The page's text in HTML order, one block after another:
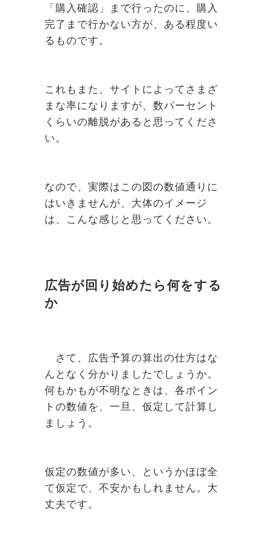
「購入確認」まで行ったのに、購入
完了まで行かない方が、ある程度い
るものです。
これもまた、サイトによってさまざ
まな率になりますが、数パーセント
くらいの離脱があると思ってくださ
い。
なので、実際はこの図の数値通りに
はいきませんが、大体のイメージ
は、こんな感じと思ってください。
広告が回り始めたら何をする
か
さて、広告予算の算出の仕方はな
んとなく分かりましたでしょうか。
何もかもが不明なときは、各ポイン
トの数値を、一旦、仮定して計算し
ましょう。
仮定の数値が多い、というかほぼ全
て仮定で、不安かもしれません。大
丈夫です。